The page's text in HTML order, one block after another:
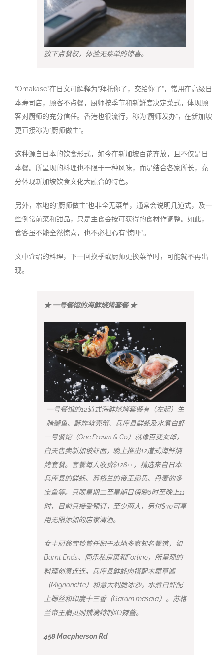
放下点餐权，体验无菜单的惊喜。
“Omakase”在日文可解释为“拜托你了，交给你了”，常用在高级日
本寿司店，顾客不点餐，厨师按季节和新鲜度决定菜式，体现顾
客对厨师的充分信任。香港也很流行，称为“厨师发办”，在新加坡
更直接称为“厨师做主”。
这种源自日本的饮食形式，如今在新加坡百花齐放，且不仅是日
本餐。所呈现的料理也不限于一种风味，而是结合各家所长，充
分体现新加坡饮食文化大融合的特色。
另外，本地的“厨师做主”也非全无菜单，通常会说明几道式，及一
些例常前菜和甜品，只是主食会按可获得的食材作调整。如此，
食客虽不能全然惊喜，也不必担心有“惊吓”。
文中介绍的料理，下一回换季或厨师更换菜单时，可能就不再出
现。
★ 一号餐馆的海鲜烧烤套餐 ★
一号餐馆的12道式海鲜烧烤套餐有（左起）生
腌鰤鱼、酥炸软壳蟹、兵库县鲜蚝及水煮白虾
一号餐馆（One Prawn & Co）就像百变女郎，
白天售卖新加坡虾面，晚上推出12道式海鲜烧
烤套餐。套餐每人收费$128++，精选来自日本
兵库县的鲜蚝、苏格兰的帝王扇贝、丹麦的多
宝鱼等。只限星期二至星期日傍晚6时至晚上11
时，目前只接受预订，至少两人，另付$30可享
用无限添加的店家清酒。
女主厨翁宜铃曾任职于本地多家知名餐馆，如
Burnt Ends、同乐私房菜和Forlino，所呈现的
料理创意连连。兵库县鲜蚝肉搭配木犀草酱
（Mignonette）和意大利脆冰沙。水煮白虾配
上椰丝和印度十三香（Garam masala）。苏格
兰帝王扇贝则铺满特制XO辣酱。
458 Macpherson Rd